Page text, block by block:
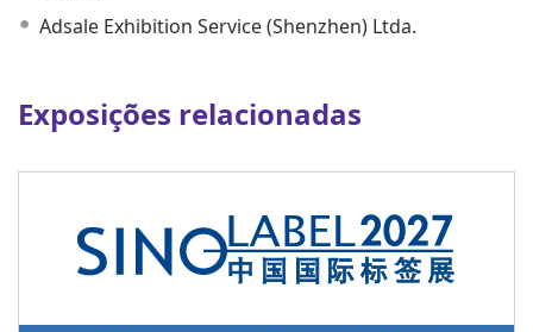
Adsale Exhibition Service (Shenzhen) Ltda.
Exposições relacionadas